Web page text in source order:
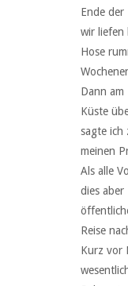
Ende
wir liefen
Hose
Dann
Küste
sagte ich
meinen
Als alle
dies aber
Reise
Kurz vor